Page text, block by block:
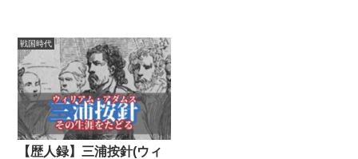
戦国時代
【歴人録】三浦按針(ウィ